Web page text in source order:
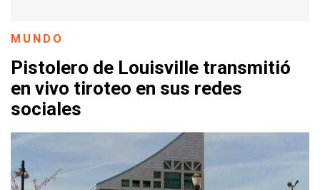
MUNDO
Pistolero de Louisville transmitió
en vivo tiroteo en sus redes
sociales